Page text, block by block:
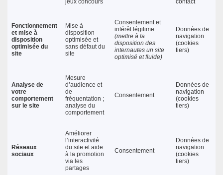
jeux concours contact
Fonctionnement
et mise à
disposition
optimisée du
site
Mise à
disposition
optimisée et
sans défaut du
site
Consentement et
intérêt légitime
(mettre à la
disposition des
internautes un site
optimisé et fluide)
Données de
navigation
(cookies
tiers)
Analyse de
votre
comportement
sur le site
Mesure
d’audience et
de
fréquentation ;
analyse du
comportement
Consentement
Données de
navigation
(cookies
tiers)
Réseaux
sociaux
Améliorer
l’interactivité
du site et aide
à la promotion
via les
partages
Consentement
Données de
navigation
(cookies
tiers)